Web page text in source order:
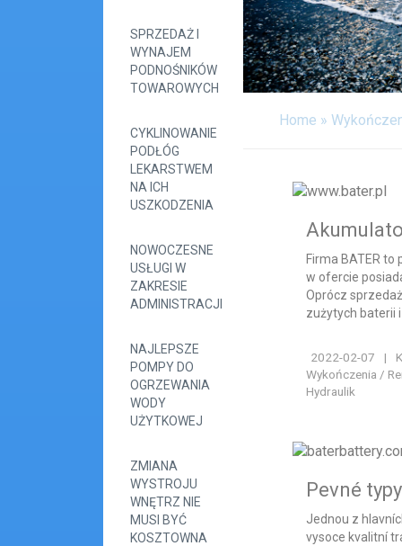
SPRZEDAŻ I
WYNAJEM
PODNOŚNIKÓW
TOWAROWYCH
CYKLINOWANIE
PODŁÓG
LEKARSTWEM
NA ICH
USZKODZENIA
NOWOCZESNE
USŁUGI W
ZAKRESIE
ADMINISTRACJI
NAJLEPSZE
POMPY DO
OGRZEWANIA
WODY
UŻYTKOWEJ
ZMIANA
WYSTROJU
WNĘTRZ NIE
MUSI BYĆ
KOSZTOWNA
Home »
Firma BATER
w ofercie
Oprócz
zużytych baterii
2022-02-07 |
Wykończenia /
Hydraulik
Pevné
Jednou z
vysoce kvalitní